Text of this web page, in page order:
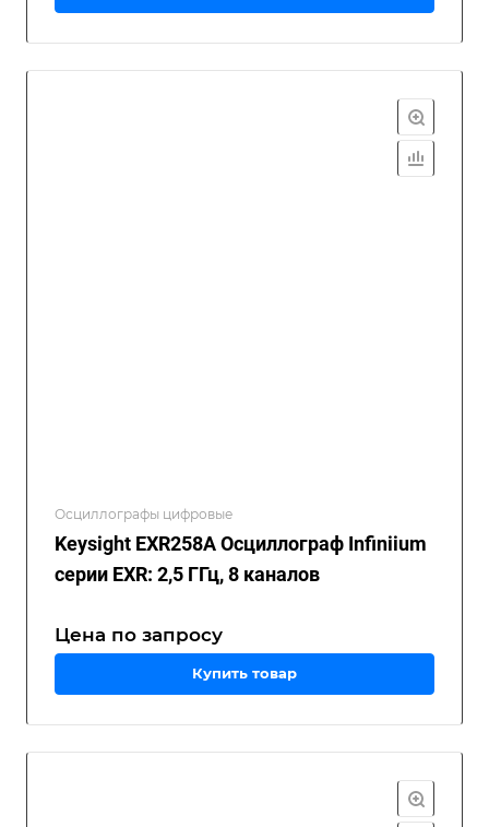
Осциллографы цифровые
Keysight EXR258A Осциллограф Infiniium
серии EXR: 2,5 ГГц, 8 каналов
Цена по запросу
Купить товар